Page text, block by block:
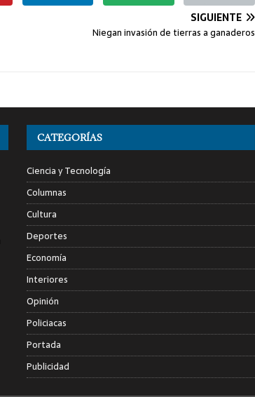
SIGUIENTE
Niegan invasión de tierras a ganaderos
CATEGORÍAS
Ciencia y Tecnología
Columnas
Cultura
Deportes
Economía
Interiores
Opinión
Policiacas
Portada
Publicidad